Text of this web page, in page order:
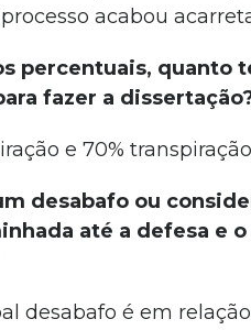
acabou
percentuais, quanto
fazer a
e 70%
desabafo ou
até a defesa e
desabafo é em